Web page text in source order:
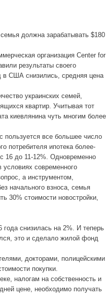
должна зарабатывать $180
организация Center for
результаты своего
в США снизились, средняя цена
украинских семей,
квартир. Учитывая тот
киевлянина чуть многим более
пользуется все большее число
потребителя ипотека более-
16 до 11-12%. Одновременно
современного
а инструментом,
начального взноса, семья
30% стоимости новостройки,
снизилась на 2%. И теперь
это и сделало жилой фонд
докторами, полицейскими
покупки.
налогам на собственность и
цене, необходимо получать